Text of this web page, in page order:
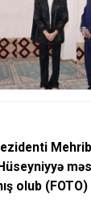
olub (FOTO)